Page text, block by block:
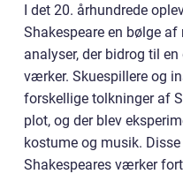
I det 20. århundrede
Shakespeare en bølge
analyser, der bidrog til
værker. Skuespillere og
forskellige tolkninger af
plot, og der blev
kostume og musik.
Shakespeares værker